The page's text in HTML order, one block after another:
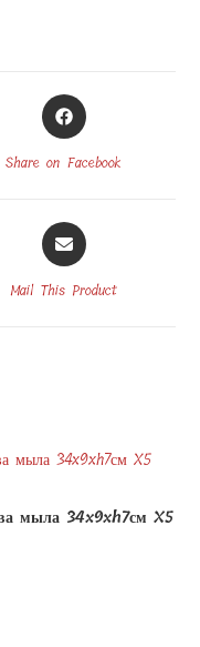
Opens
in
new
Share on Facebook
Opens
in
a
new
Mail This Product
мыла 34x9xh7см X5